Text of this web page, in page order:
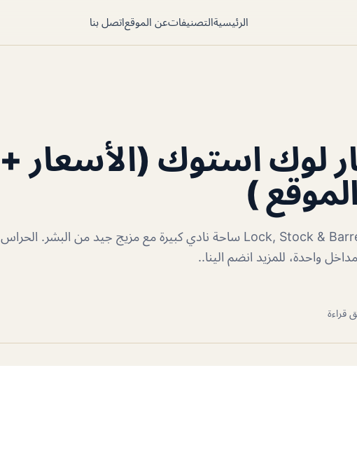
الرئيسيةالتصنيفاتعن الموقعاتصل بنا
لوك استوك (الأسعار +
)
مطعم وبار لوك استوك Lock, Stock & Barrel ساحة نادي كبيرة مع مزيج جيد من البشر. الحراس
واحدة، للمزيد انضم الينا..